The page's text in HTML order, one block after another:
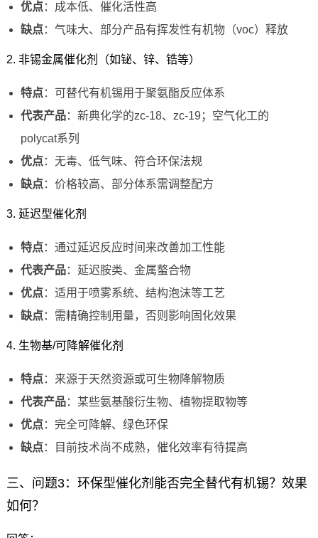
优点：成本低、催化活性高
缺点：气味大、部分产品有挥发性有机物（voc）释放
2. 非锡金属催化剂（如铋、锌、锆等）
特点：可替代有机锡用于聚氨酯反应体系
代表产品：新典化学的zc-18、zc-19；空气化工的
polycat系列
优点：无毒、低气味、符合环保法规
缺点：价格较高、部分体系需调整配方
3. 延迟型催化剂
特点：通过延迟反应时间来改善加工性能
代表产品：延迟胺类、金属螯合物
优点：适用于喷雾系统、结构泡沫等工艺
缺点：需精确控制用量，否则影响固化效果
4. 生物基/可降解催化剂
特点：来源于天然资源或可生物降解物质
代表产品：某些氨基酸衍生物、植物提取物等
优点：完全可降解、绿色环保
缺点：目前技术尚不成熟，催化效率有待提高
三、问题3：环保型催化剂能否完全替代有机锡？效果
如何？